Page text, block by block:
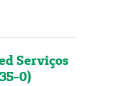
Serviços
0)